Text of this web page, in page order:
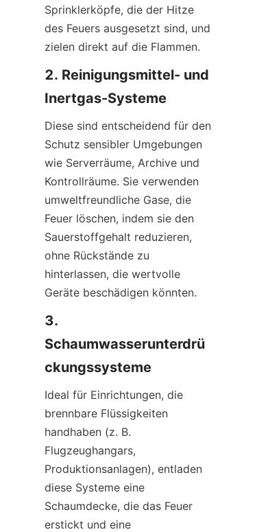
Sprinklerköpfe, die der Hitze
des Feuers ausgesetzt sind, und
zielen direkt auf die Flammen.
2. Reinigungsmittel- und
Inertgas-Systeme
Diese sind entscheidend für den
Schutz sensibler Umgebungen
wie Serverräume, Archive und
Kontrollräume. Sie verwenden
umweltfreundliche Gase, die
Feuer löschen, indem sie den
Sauerstoffgehalt reduzieren,
ohne Rückstände zu
hinterlassen, die wertvolle
Geräte beschädigen könnten.
3.
Schaumwasserunterdrü
ckungssysteme
Ideal für Einrichtungen, die
brennbare Flüssigkeiten
handhaben (z. B.
Flugzeughangars,
Produktionsanlagen), entladen
diese Systeme eine
Schaumdecke, die das Feuer
erstickt und eine